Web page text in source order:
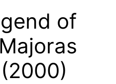
of